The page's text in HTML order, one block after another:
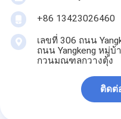
+86 13423026460
เลขที่ 306 ถนน
ถนน Yangkeng หมู่บ้
กวนมณฑลกวางตุ้ง
ติดต่